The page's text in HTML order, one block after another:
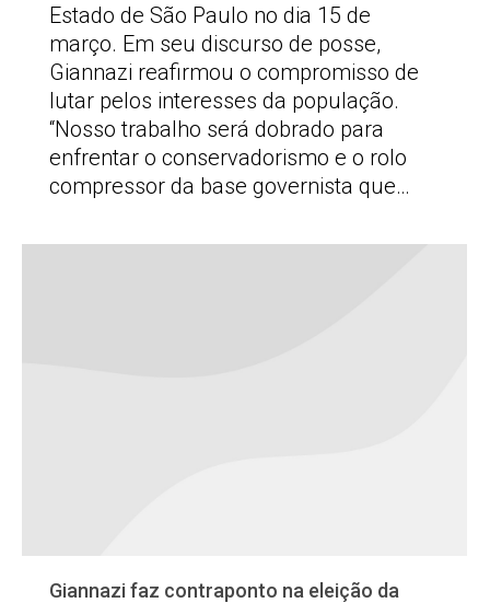
Estado de São Paulo no dia 15 de
março. Em seu discurso de posse,
Giannazi reafirmou o compromisso de
lutar pelos interesses da população.
“Nosso trabalho será dobrado para
enfrentar o conservadorismo e o rolo
compressor da base governista que…
Giannazi faz contraponto na eleição da